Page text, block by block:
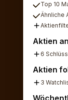
Top 10
Ähnliche
Aktien
6
Aktien
3